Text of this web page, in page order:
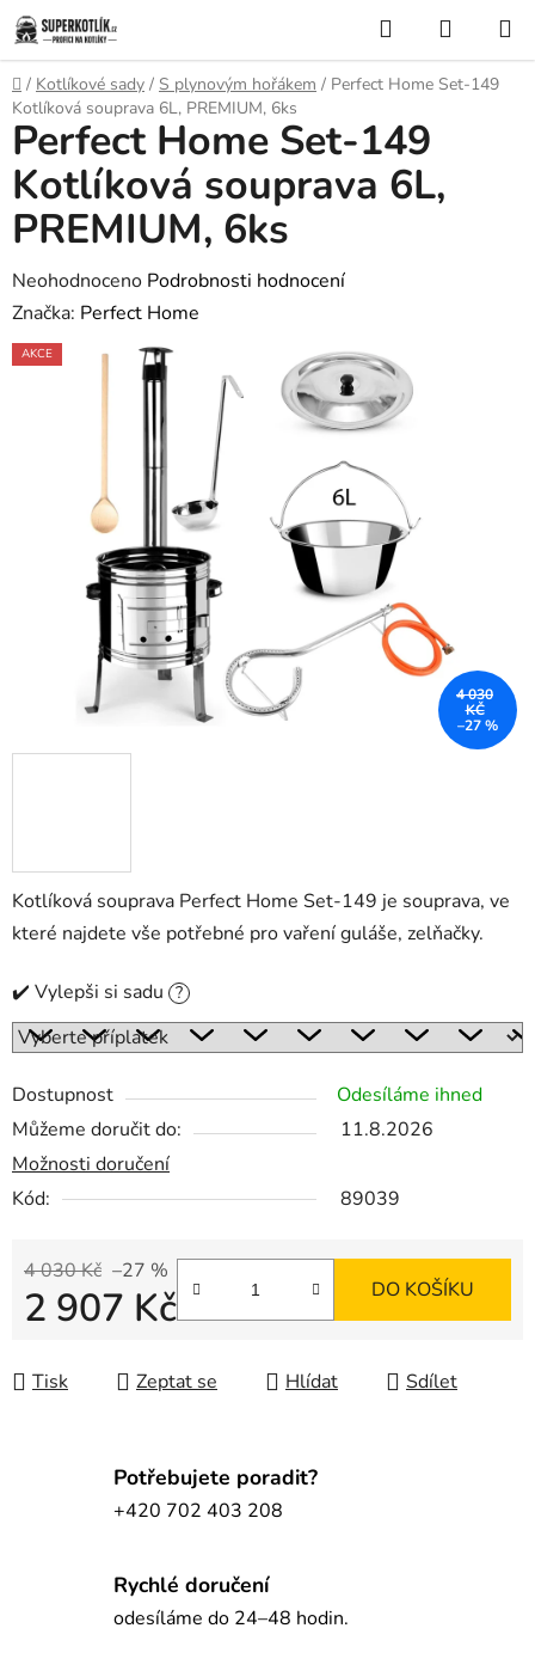
Přejít
na
obsah
Hledat
KOŠÍK
Domů
/ Kotlíkové sady / S plynovým hořákem / Perfect Home Set-149
Kotlíková souprava 6L, PREMIUM, 6ks
Kotlíková souprava Perfect Home Set-149 je souprava, ve
které najdete vše potřebné pro vaření guláše, zelňačky.
✔️ Vylepši si sadu ?
Dostupnost
Odesíláme ihned
Můžeme doručit do:
11.8.2026
Možnosti doručení
Kód:
89039
4 030 Kč –27 %
2 907 Kč DO KOŠÍKU
Tisk Zeptat se Hlídat Sdílet
Perfect Home Set-149
Kotlíková souprava 6L,
PREMIUM, 6ks
Průměrné
hodnocení
produktu
hvězdiček.
Neohodnoceno Podrobnosti hodnocení
Značka: Perfect Home
AKCE
4 030
KČ
–27 %
Potřebujete poradit?
+420 702 403 208
Rychlé doručení
odesíláme do 24–48 hodin.